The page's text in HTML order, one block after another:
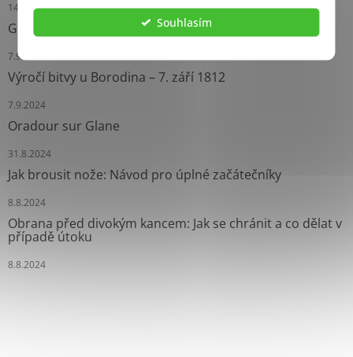
Souhlasím
14.9.2024
Grease Gun: Ikonický Samopal Druhé světové války
7.9.2024
Výročí bitvy u Borodina – 7. září 1812
7.9.2024
Oradour sur Glane
31.8.2024
Jak brousit nože: Návod pro úplné začátečníky
8.8.2024
Obrana před divokým kancem: Jak se chránit a co dělat v
případě útoku
8.8.2024